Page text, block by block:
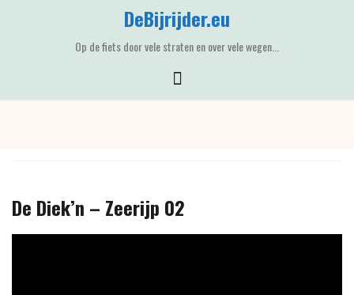
DeBijrijder.eu
Op de fiets door vele straten en over vele wegen...
De Diek’n – Zeerijp 02